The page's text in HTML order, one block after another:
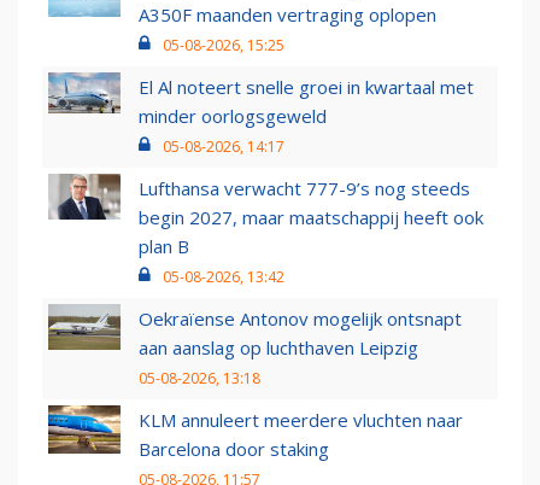
A350F maanden vertraging oplopen
05-08-2026, 15:25
El Al noteert snelle groei in kwartaal met
minder oorlogsgeweld
05-08-2026, 14:17
Lufthansa verwacht 777-9’s nog steeds
begin 2027, maar maatschappij heeft ook
plan B
05-08-2026, 13:42
Oekraïense Antonov mogelijk ontsnapt
aan aanslag op luchthaven Leipzig
05-08-2026, 13:18
KLM annuleert meerdere vluchten naar
Barcelona door staking
05-08-2026, 11:57